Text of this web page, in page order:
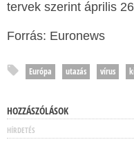
tervek szerint április
Forrás: Euronews
Európa utazás vírus
HOZZÁSZÓLÁSOK
HÍRDETÉS